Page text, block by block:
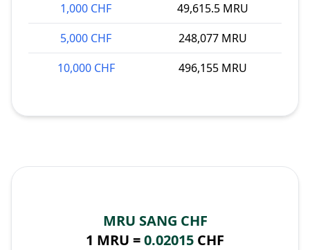
1,000 CHF
49,615.5 MRU
5,000 CHF
248,077 MRU
10,000 CHF
496,155 MRU
MRU SANG CHF
1 MRU =0.02015 CHF